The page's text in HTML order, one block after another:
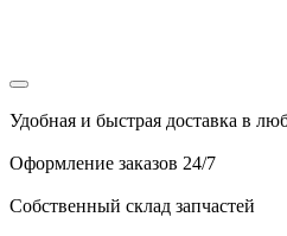
Удобная и быстрая доставка в
Оформление заказов 24/7
Собственный склад запчастей